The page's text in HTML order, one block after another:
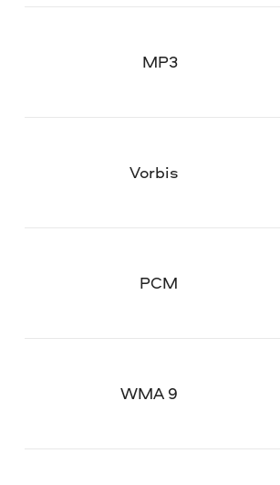
MP3
Vorbis
PCM
WMA 9